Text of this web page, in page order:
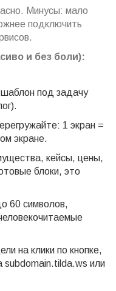
Минусы: мало
подключить
и без боли):
под задачу
1 экран =
экране.
кейсы, цены,
блоки, это
60 символов,
на клики по кнопке,
subdomain.tilda.ws или